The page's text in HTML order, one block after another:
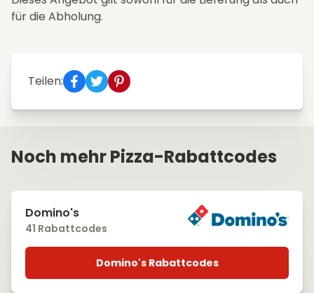
für die Abholung.
Teilen:
Noch mehr Pizza-Rabattcodes
Domino's
41 Rabattcodes
Domino's Rabattcodes